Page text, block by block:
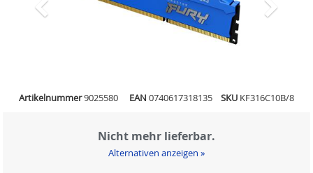
Artikelnummer9025580 EAN 0740617318135 SKU KF316C10B/8
Nicht mehr lieferbar.
Alternativen anzeigen »